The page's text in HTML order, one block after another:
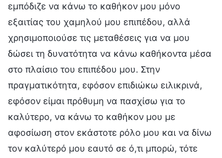
εμπόδιζε να κάνω το καθήκον μου μόνο
εξαιτίας του χαμηλού μου επιπέδου, αλλά
χρησιμοποιούσε τις μεταθέσεις για να μου
δώσει τη δυνατότητα να κάνω καθήκοντα μέσα
στο πλαίσιο του επιπέδου μου. Στην
πραγματικότητα, εφόσον επιδιώκω ειλικρινά,
εφόσον είμαι πρόθυμη να πασχίσω για το
καλύτερο, να κάνω το καθήκον μου με
αφοσίωση στον εκάστοτε ρόλο μου και να δίνω
τον καλύτερό μου εαυτό σε ό,τι μπορώ, τότε